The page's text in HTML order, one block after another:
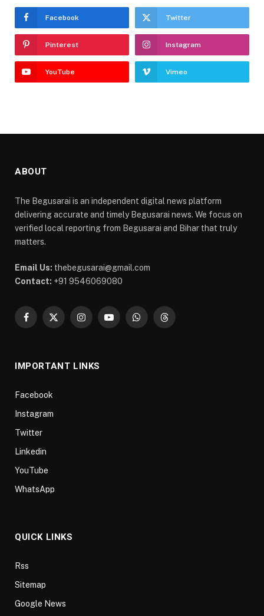
Facebook Twitter
Pinterest Instagram
YouTube Vimeo
ABOUT
The Begusarai is an independent digital news platform
delivering accurate and timely Begusarai news. We focus on
verified local reporting from Begusarai and Bihar that truly
matters.
Email Us: thebegusarai@gmail.com
Contact: +91 9546069080
Facebook
X
InstagramYouTubeWhatsAppThreads
IMPORTANT LINKS
Facebook
Instagram
Twitter
Linkedin
YouTube
WhatsApp
QUICK LINKS
Rss
Sitemap
Google News